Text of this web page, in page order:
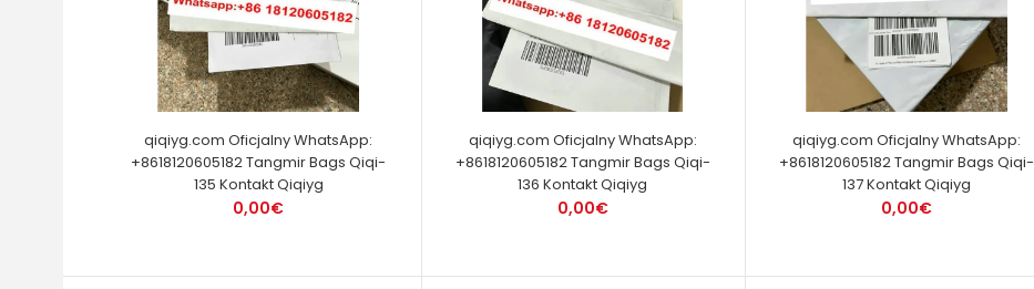
qiqiyg.com Oficjalny WhatsApp:
+8618120605182 Tangmir Bags Qiqi-
135 Kontakt Qiqiyg
0,00€
qiqiyg.com Oficjalny WhatsApp:
+8618120605182 Tangmir Bags Qiqi-
136 Kontakt Qiqiyg
0,00€
qiqiyg.com Oficjalny WhatsApp:
+8618120605182 Tangmir Bags Qiqi-
137 Kontakt Qiqiyg
0,00€